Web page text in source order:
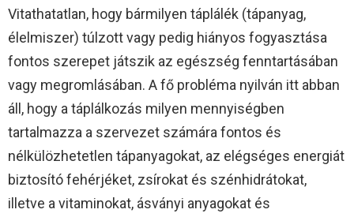
Vitathatatlan, hogy bármilyen táplálék (tápanyag,
élelmiszer) túlzott vagy pedig hiányos fogyasztása
fontos szerepet játszik az egészség fenntartásában
vagy megromlásában. A fő probléma nyilván itt abban
áll, hogy a táplálkozás milyen mennyiségben
tartalmazza a szervezet számára fontos és
nélkülözhetetlen tápanyagokat, az elégséges energiát
biztosító fehérjéket, zsírokat és szénhidrátokat,
illetve a vitaminokat, ásványi anyagokat és